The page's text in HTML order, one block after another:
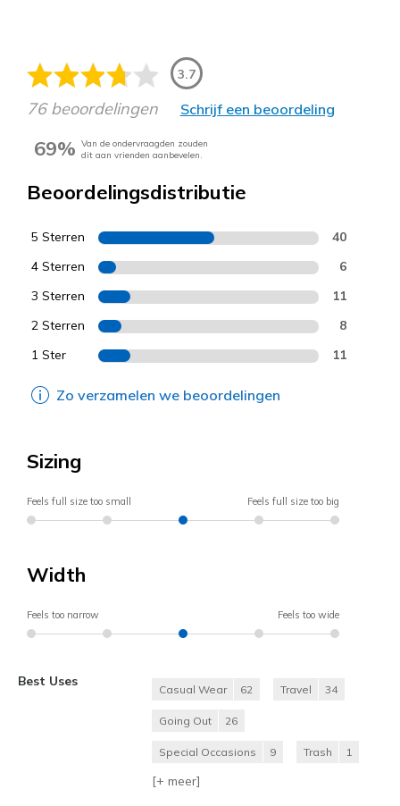
3.7
76 beoordelingen Schrijf een beoordeling
69% Van de ondervraagden zouden
dit aan vrienden aanbevelen.
Beoordelingsdistributie
5 Sterren 40
4 Sterren 6
3 Sterren 11
2 Sterren 8
1 Ster 11
Zo verzamelen we beoordelingen
Sizing
Feels full size too small Feels full size too big
Width
Feels too narrow Feels too wide
Best Uses
Casual Wear 62 Travel 34
Going Out 26
Special Occasions 9 Trash 1
[+ meer]